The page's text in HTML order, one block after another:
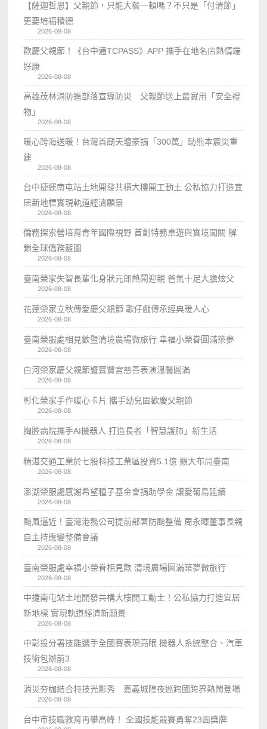
【薩迦哲思】父親節，只能大餐一頓嗎？不只是「付清節」
更要培福積德
2026-08-08
歡慶父親節！《台中通TCPASS》APP 攜手在地名店熱情端
好康
2026-08-08
高雄茂林消防進部落宣導防災 父親節送上最實用「安全禮
物」
2026-08-08
暖心跨海送暖！台灣首廟天壇豪捐「300萬」助熊本震災重
建
2026-08-08
台中捷運南屯站土地開發共構大樓開工動土 公私協力打造宜
居新地標實現軌道經濟願景
2026-08-08
僑務探索營培育青年國際視野 首創特務桌遊與實境闖關 解
鎖全球僑務藍圖
2026-08-08
臺南榮家失智長輩化身狀元郎熱鬧迎親 爸氣十足大膽炫父
2026-08-08
花蓮榮家立秋傳愛慶父親節 歌仔戲傳承經典暖人心
2026-08-08
臺南榮服處相見歡暨清境農場微旅行 幸福小榮眷圓滿築夢
2026-08-08
白河榮家慶父親節暨寶賢宮慈善表演溫馨圓滿
2026-08-08
彰化榮家手作暖心卡片 攜手幼兒園歡慶父親節
2026-08-08
胸腔病院攜手AI機器人 打造長者「智慧護肺」新生活
2026-08-08
精湛交通工業於七股科技工業區投資5.1億 擴大布局臺南
2026-08-08
澎湖榮服處感謝希望種子基金會捐助學金 讓愛菊島延續
2026-08-08
颱風逼近！臺灣港務公司提前部署防颱整備 周永暉董事長親
自主持應變整備會議
2026-08-08
臺南榮服處幸福小榮眷相見歡 清境農場圓滿築夢微旅行
2026-08-08
中捷南屯站土地開發共構大樓開工動土！公私協力打造宜居
新地標 實現軌道經濟新願景
2026-08-08
中彰投分署技能選手全國賽表現亮眼 機器人系統整合、汽車
技術包辦前3
2026-08-08
消災夯枷結合特技光影秀 嘉義城隍夜巡跨國跨界熱鬧登場
2026-08-08
台中市技職教育再攀高峰！ 全國技能競賽勇奪23面獎牌